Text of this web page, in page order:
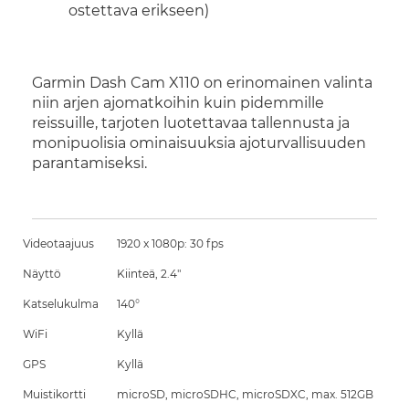
ostettava erikseen)
Garmin Dash Cam X110 on erinomainen valinta
niin arjen ajomatkoihin kuin pidemmille
reissuille, tarjoten luotettavaa tallennusta ja
monipuolisia ominaisuuksia ajoturvallisuuden
parantamiseksi.
Videotaajuus 1920 x 1080p: 30 fps
Näyttö Kiinteä, 2.4"
Katselukulma 140°
WiFi Kyllä
GPS Kyllä
Muistikortti
microSD, microSDHC, microSDXC, max. 512GB